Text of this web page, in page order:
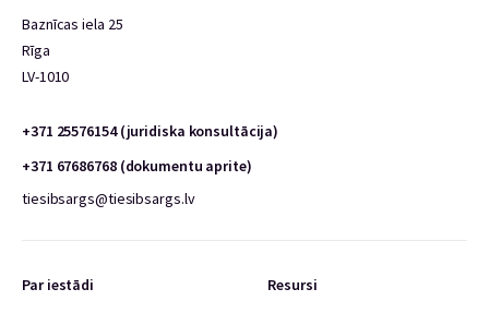
Baznīcas iela 25
Rīga
LV-1010
+371 25576154 (juridiska konsultācija)
+371 67686768 (dokumentu aprite)
tiesibsargs@tiesibsargs.lv
Par iestādi Resursi